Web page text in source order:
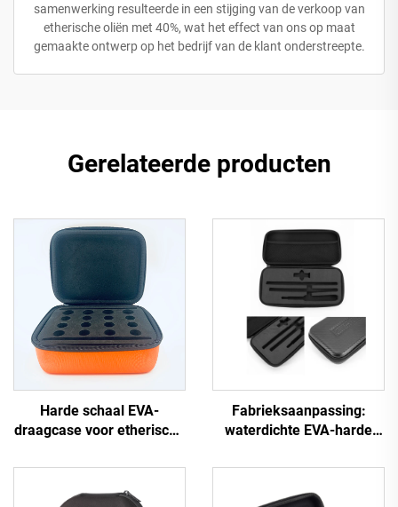
samenwerking resulteerde in een stijging van de verkoop van
etherische oliën met 40%, wat het effect van ons op maat
gemaakte ontwerp op het bedrijf van de klant onderstreepte.
Gerelateerde producten
Harde schaal EVA-
draagcase voor etherische
voor flessen met
etherische oliën
Fabrieksaanpassing:
waterdichte EVA-harde
gereedschap